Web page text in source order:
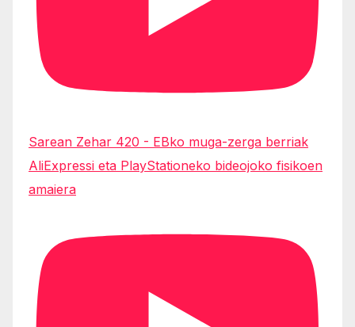
Sarean Zehar 420 - EBko muga-zerga berriak
AliExpressi eta PlayStationeko bideojoko fisikoen
amaiera